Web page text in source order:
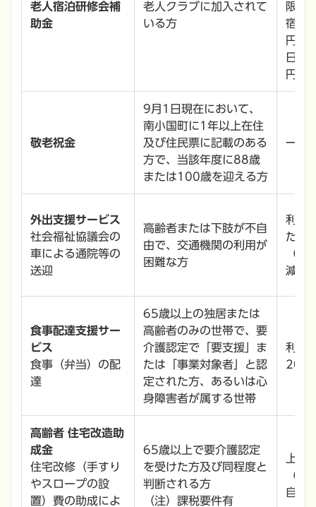
老人宿泊研修会補
助金
老人クラブに加入されて
いる方
限
宿泊
日帰
円
敬老祝金
9月1日現在において、
南小国町に1年以上在住
及び住民票に記載のある
方で、当該年度に88歳
または100歳を迎える方
一人
外出支援サービス
社会福祉協議会の
車による通院等の
送迎
高齢者または下肢が不自
由で、交通機関の利用が
困難な方
利用
たは
（注
減額
食事配達支援サー
ビス
食事（弁当）の配
達
65歳以上の独居または
高齢者のみの世帯で、要
介護認定で「要支援」ま
たは「事業対象者」と認
定された方、あるいは心
身障害者が属する世帯
利用
200
高齢者 住宅改造助
成金
住宅改修（手すり
やスロープの設
置）費の助成によ
65歳以上で要介護認定
を受けた方及び同程度と
判断される方
（注）課税要件有
上限
（注
自己